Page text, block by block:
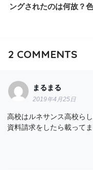
ングされたのは何故？
2 COMMENTS
まるまる
2019年4月25日
高校はルネサンス高校らし
資料請求をしたら載ってま